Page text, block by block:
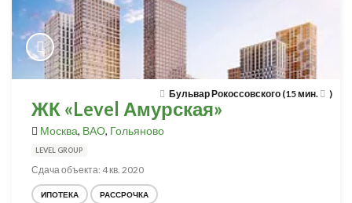
Бульвар Рокоссовского (15 мин. )
ЖК «Level Амурская»
Москва, ВАО, Гольяново
LEVEL GROUP
Сдача объекта: 4 кв. 2020
ИПОТЕКА РАССРОЧКА